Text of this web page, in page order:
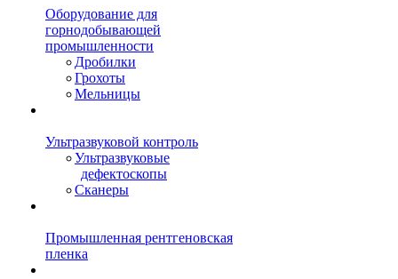
Оборудование для
горнодобывающей
промышленности
Дробилки
Грохоты
Мельницы
Ультразвуковой контроль
Ультразвуковые
дефектоскопы
Сканеры
Промышленная рентгеновская
пленка